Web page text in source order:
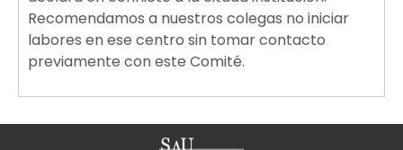
Recomendamos a nuestros colegas no iniciar
labores en ese centro sin tomar contacto
previamente con este Comité.